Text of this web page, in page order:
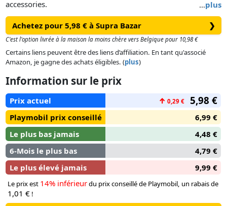
…plus
accessories.
Achetez pour 5,98 € à Supra Bazar ❯
C'est l'option livrée à la maison la moins chère vers Belgique pour 10,98 €
Certains liens peuvent être des liens d’affiliation. En tant qu'associé
Amazon, je gagne des achats éligibles. (plus)
Information sur le prix
Prix actuel ↑ 0,29 € 5,98 €
Playmobil prix conseillé
6,99 €
Le plus bas jamais
4,48 €
6-Mois le plus bas
4,79 €
Le plus élevé jamais
9,99 €
Le prix est 14% inférieurdu prix conseillé de Playmobil, un rabais de
1,01 € !